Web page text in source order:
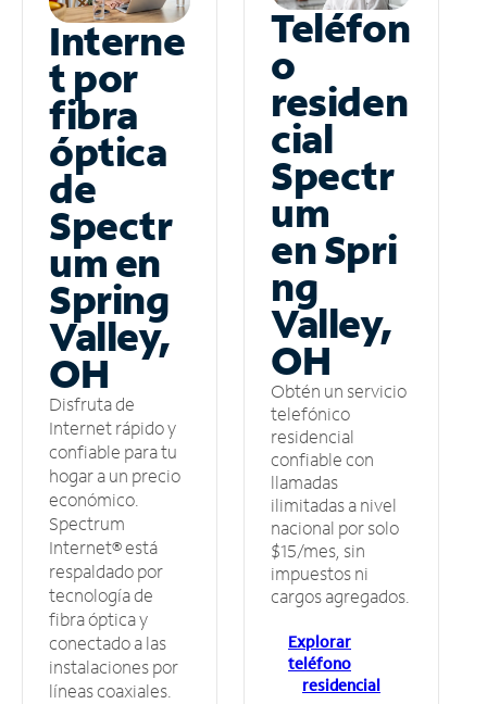
Interne
t por
fibra
óptica
de
Spectr
um en
Spring
Valley,
OH
Disfruta de
Internet rápido y
confiable para tu
hogar a un precio
económico.
Spectrum
Internet® está
respaldado por
tecnología de
fibra óptica y
conectado a las
instalaciones por
líneas coaxiales.
Teléfon
o
residen
cial
Spectr
um
en Spri
ng
Valley,
OH
Obtén un servicio
telefónico
residencial
confiable con
llamadas
ilimitadas a nivel
nacional por solo
$15/mes, sin
impuestos ni
cargos agregados.
Explorar
teléfono
residencial